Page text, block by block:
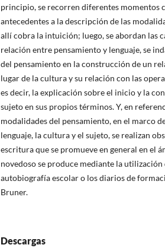
principio, se recorren diferentes momentos
antecedentes a la descripción de las
allí cobra la intuición; luego, se abordan las
relación entre pensamiento y lenguaje, se
del pensamiento en la construcción de un
lugar de la cultura y su relación con las
es decir, la explicación sobre el inicio y la
sujeto en sus propios términos. Y, en
modalidades del pensamiento, en el marco
lenguaje, la cultura y el sujeto, se realizan
escritura que se promueve en general en el
novedoso se produce mediante la
autobiografía escolar o los diarios de
Bruner.
Descargas